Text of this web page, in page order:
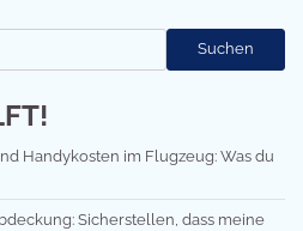
Suchen
Handykosten im Flugzeug: Was du
Sicherstellen, dass meine